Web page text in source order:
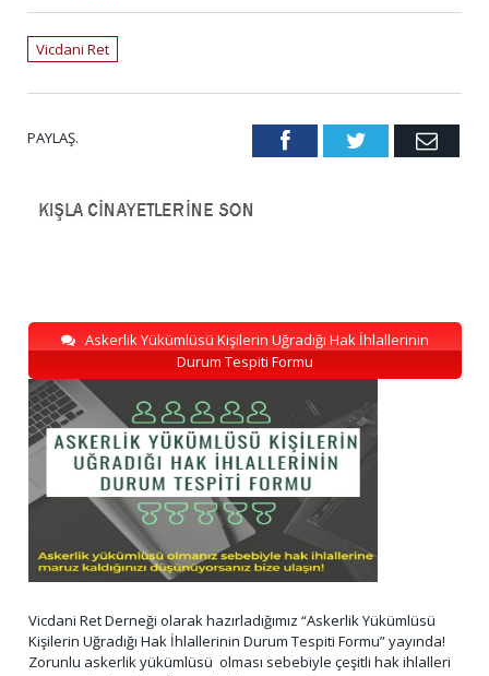
Vicdani Ret
PAYLAŞ. FacebookTwitter Email
Askerlik Yükümlüsü Kişilerin Uğradığı Hak İhlallerinin
Durum Tespiti Formu
Vicdani Ret Derneği olarak hazırladığımız “Askerlik Yükümlüsü
Kişilerin Uğradığı Hak İhlallerinin Durum Tespiti Formu” yayında!
Zorunlu askerlik yükümlüsü olması sebebiyle çeşitli hak ihlalleri